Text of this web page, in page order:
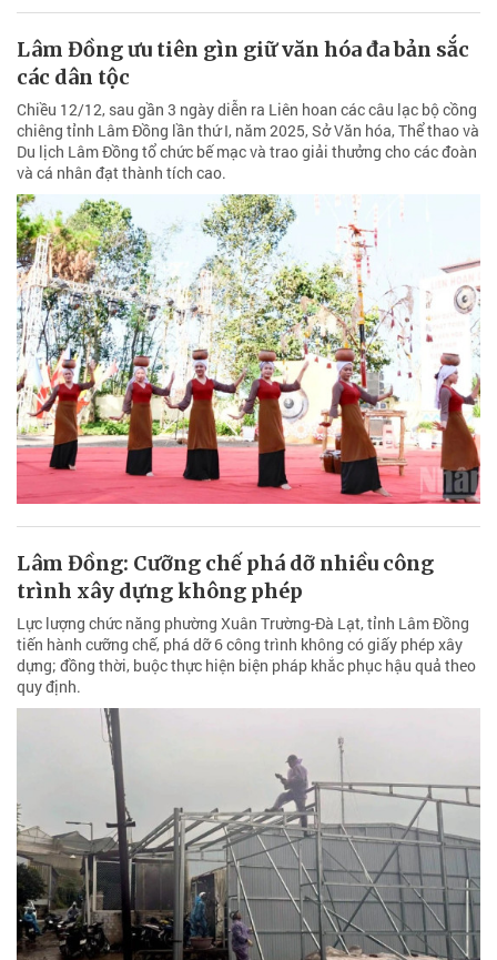
Lâm Đồng ưu tiên gìn giữ văn hóa đa bản sắc
các dân tộc
Chiều 12/12, sau gần 3 ngày diễn ra Liên hoan các câu lạc bộ cồng
chiêng tỉnh Lâm Đồng lần thứ I, năm 2025, Sở Văn hóa, Thể thao và
Du lịch Lâm Đồng tổ chức bế mạc và trao giải thưởng cho các đoàn
và cá nhân đạt thành tích cao.
Lâm Đồng: Cưỡng chế phá dỡ nhiều công
trình xây dựng không phép
Lực lượng chức năng phường Xuân Trường-Đà Lạt, tỉnh Lâm Đồng
tiến hành cưỡng chế, phá dỡ 6 công trình không có giấy phép xây
dựng; đồng thời, buộc thực hiện biện pháp khắc phục hậu quả theo
quy định.